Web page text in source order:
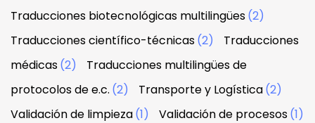
Traducciones biotecnológicas multilingües(2)
Traducciones científico-técnicas(2)
Traducciones
médicas(2)
Traducciones multilingües de
protocolos de e.c. (2) Transporte y Logística(2)
Validación de limpieza(1) Validación de procesos(1)